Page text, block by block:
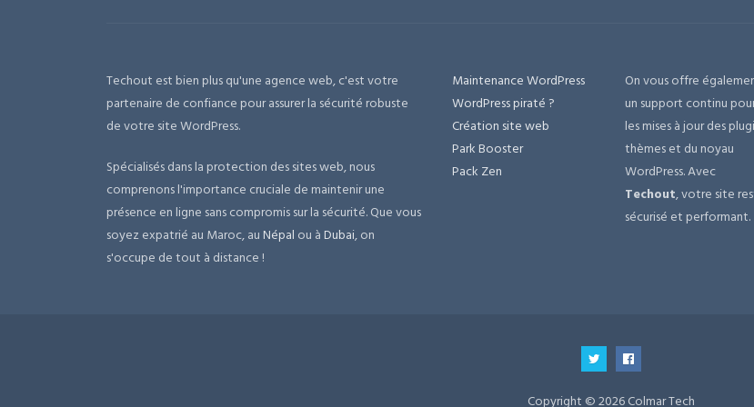
Techout est bien plus qu'une agence web, c'est votre
partenaire de confiance pour assurer la sécurité robuste
de votre site WordPress.
Spécialisés dans la protection des sites web, nous
comprenons l'importance cruciale de maintenir une
présence en ligne sans compromis sur la sécurité. Que vous
soyez expatrié au Maroc, auNépal ou àDubai, on
s'occupe de tout à distance !
Maintenance WordPress
WordPress piraté ?
Création site web
Park Booster
Pack Zen
On vous offre
un support continu
les mises à jour des
thèmes et du noyau
WordPress. Avec
Techout, votre site
sécurisé et performant.
Copyright © 2026 Colmar Tech